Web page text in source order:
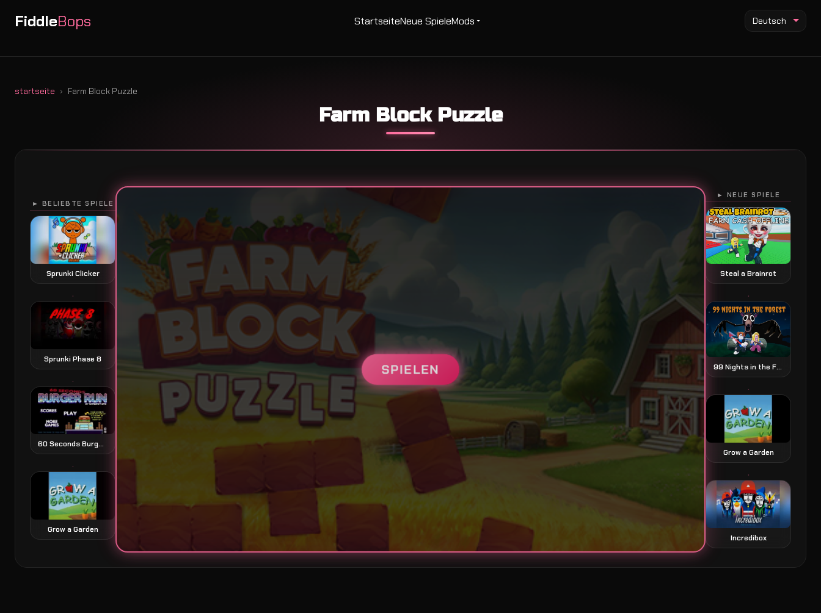
FiddleBops StartseiteNeue SpieleMods Deutsch
startseite Farm Block Puzzle
Farm Block Puzzle
► BELIEBTE SPIELE
Sprunki Clicker
Sprunki Phase 8
60 Seconds Burger Run
Grow a Garden
SPIELEN
► NEUE SPIELE
Steal a Brainrot
99 Nights in the Forest
Grow a Garden
Incredibox